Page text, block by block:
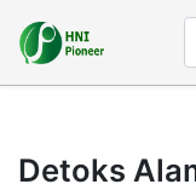
Detoks